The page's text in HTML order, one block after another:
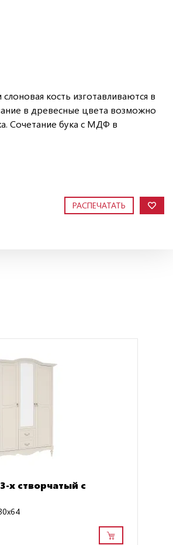
кость изготавливаются в
в древесные цвета возможно
Сочетание бука с МДФ в
РАСПЕЧАТАТЬ
х створчатый с